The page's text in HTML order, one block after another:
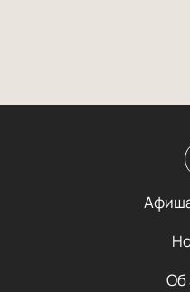
Об